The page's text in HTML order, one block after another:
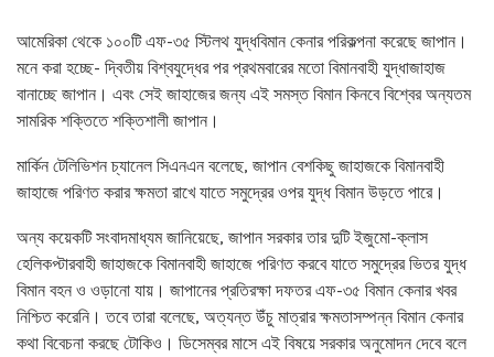
আমেরিকা থেকে ১০০টি এফ-৩৫ স্টিলথ যুদ্ধবিমান কেনার পরিকল্পনা করেছে জাপান।
মনে করা হচ্ছে- দ্বিতীয় বিশ্বযুদ্ধের পর প্রথমবারের মতো বিমানবাহী যুদ্ধাজাহাজ
বানাচ্ছে জাপান। এবং সেই জাহাজের জন্য এই সমস্ত বিমান কিনবে বিশ্বের অন্যতম
সামরিক শক্তিতে শক্তিশালী জাপান।
মার্কিন টেলিভিশন চ্যানেল সিএনএন বলেছে, জাপান বেশকিছু জাহাজকে বিমানবাহী
জাহাজে পরিণত করার ক্ষমতা রাখে যাতে সমুদ্রের ওপর যুদ্ধ বিমান উড়তে পারে।
অন্য কয়েকটি সংবাদমাধ্যম জানিয়েছে, জাপান সরকার তার দুটি ইজুমো-ক্লাস
হেলিকপ্টারবাহী জাহাজকে বিমানবাহী জাহাজে পরিণত করবে যাতে সমুদ্রের ভিতর যুদ্ধ
বিমান বহন ও ওড়ানো যায়। জাপানের প্রতিরক্ষা দফতর এফ-৩৫ বিমান কেনার খবর
নিশ্চিত করেনি। তবে তারা বলেছে, অত্যন্ত উঁচু মাত্রার ক্ষমতাসম্পন্ন বিমান কেনার
কথা বিবেচনা করছে টোকিও। ডিসেম্বর মাসে এই বিষয়ে সরকার অনুমোদন দেবে বলে